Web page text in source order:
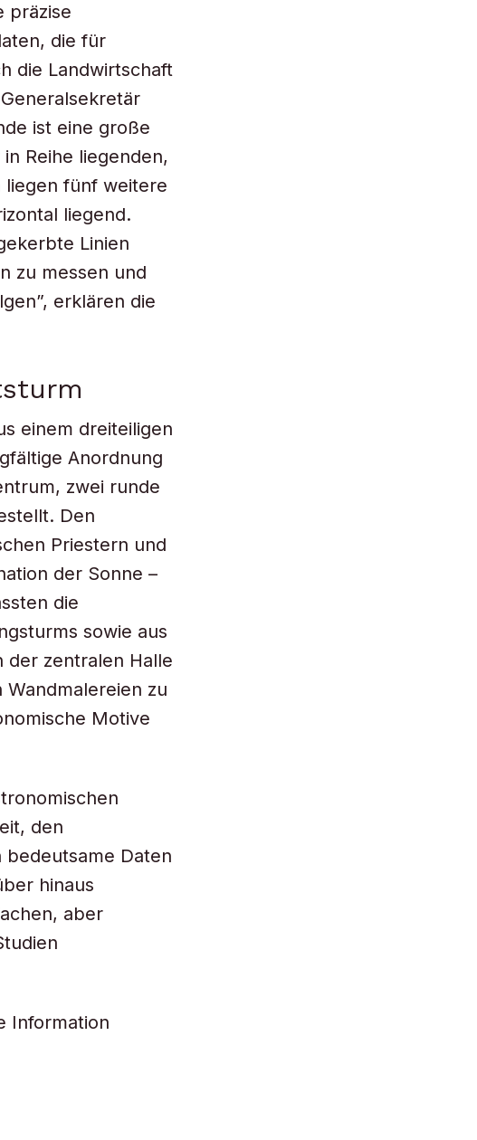
präzise
die für
die Landwirtschaft
ist eine große
Reihe liegenden,
fünf weitere
liegend.
Linien
zu messen und
erklären die
einem dreiteiligen
Anordnung
zwei runde
Den
Priestern und
der Sonne –
die
sowie aus
der zentralen Halle
zu
Motive
den
Daten
hinaus
aber
Information